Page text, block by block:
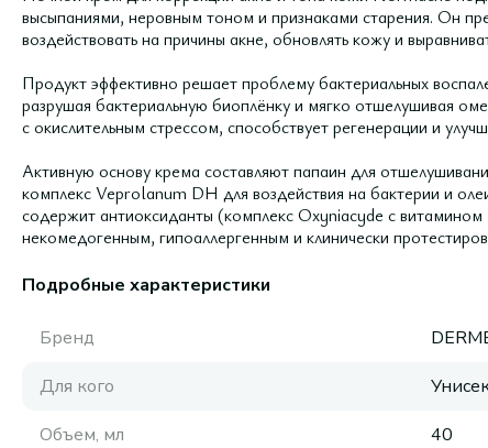
высыпаниями, неровным тоном и признаками старения. Он
воздействовать на причины акне, обновлять кожу и
Продукт эффективно решает проблему бактериальных
разрушая бактериальную биоплёнку и мягко отшелушивая
с окислительным стрессом, способствует регенерации и
Активную основу крема составляют папаин для
комплекс Veprolanum DH для воздействия на бактерии и
содержит антиоксиданты (комплекс Oxyniacyde с витамином
некомедогенным, гипоаллергенным и клинически
Подробные характеристики
Бренд
Для кого
Объем, мл
40